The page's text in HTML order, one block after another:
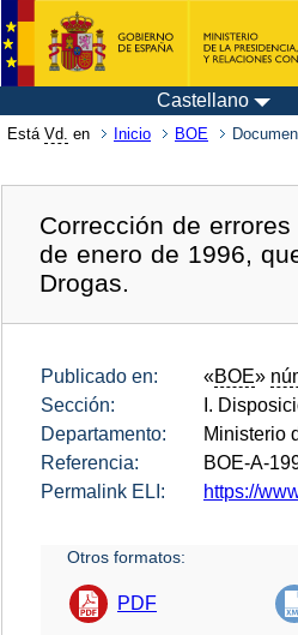
Castellano
Está Vd. en Inicio BOE
Corrección de
de enero de 1996,
Drogas.
Publicado en: «BOE»
Sección:
I.
Departamento:
Ministerio
Referencia:
BOE-A-
Permalink ELI:
https://
Otros formatos:
PDF